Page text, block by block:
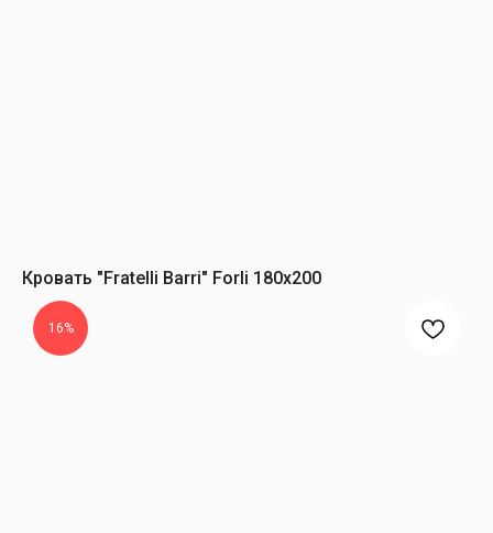
Кровать "Fratelli Barri" Forli 180х200
16%